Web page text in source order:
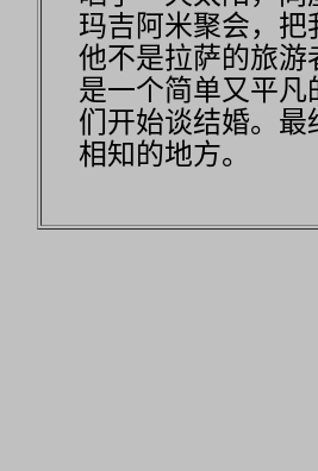
玛吉阿米聚会，
他不是拉萨的旅游
是一个简单又平
们开始谈结婚。
相知的地方。